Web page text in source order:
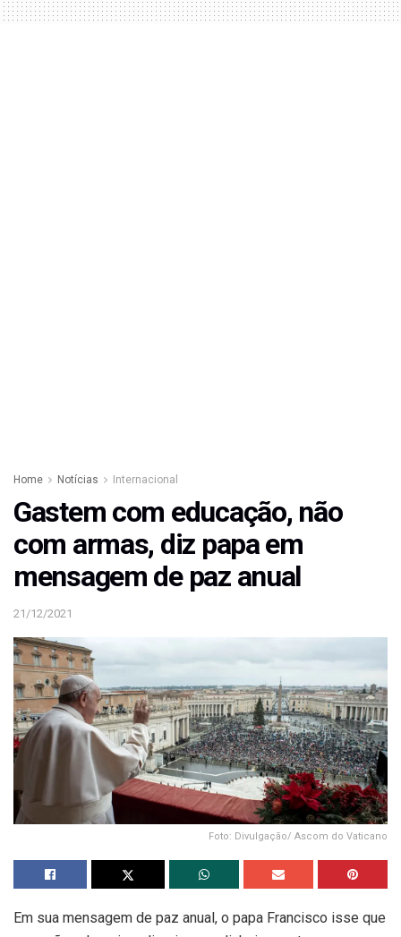
Home Notícias Internacional
Gastem com educação, não
com armas, diz papa em
mensagem de paz anual
21/12/2021
Foto: Divulgação/ Ascom do Vaticano
Em sua mensagem de paz anual, o papa Francisco isse que